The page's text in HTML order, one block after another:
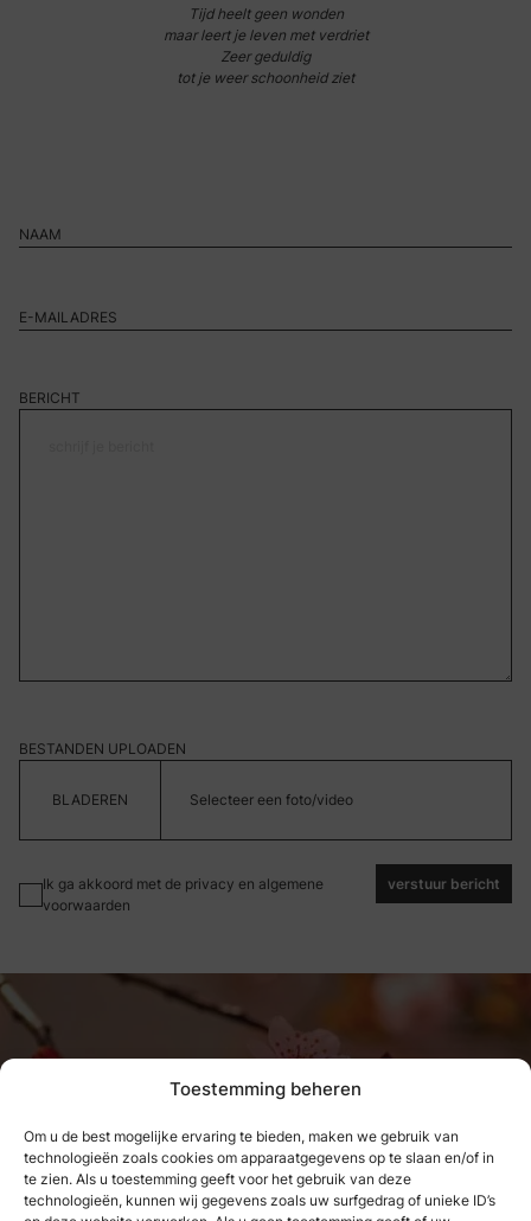
Toestemming beheren
Om u de best mogelijke ervaring te bieden, maken we gebruik van
technologieën zoals cookies om apparaatgegevens op te slaan en/of in
te zien. Als u toestemming geeft voor het gebruik van deze
technologieën, kunnen wij gegevens zoals uw surfgedrag of unieke ID’s
Tijd heelt geen wonden
maar leert je leven met verdriet
Zeer geduldig
tot je weer schoonheid ziet
BERICHT
BESTANDEN UPLOADEN
Selecteer een foto/video
Ik ga akkoord met de privacy en algemene
voorwaarden
verstuur bericht
Wat we hebben genoten, kunnen